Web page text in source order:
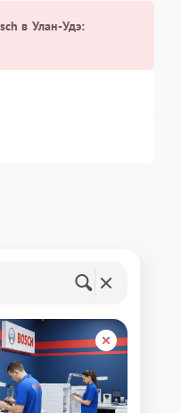
в Улан-Удэ: